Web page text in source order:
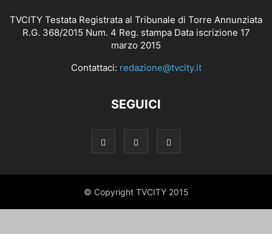
TVCITY Testata Registrata al Tribunale di Torre Annunziata
R.G. 368/2015 Num. 4 Reg. stampa Data iscrizione 17
marzo 2015
Contattaci: redazione@tvcity.it
SEGUICI
© Copyright TVCITY 2015